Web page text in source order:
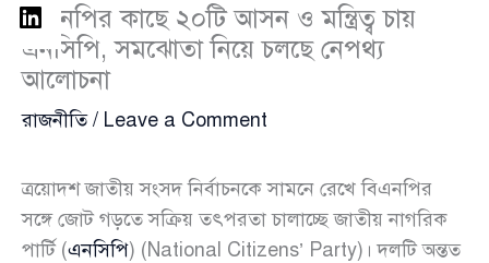
বিএনপির কাছে ২০টি আসন ও মন্ত্রিত্ব চায়
এনসিপি, সমঝোতা নিয়ে চলছে নেপথ্য
আলোচনা
রাজনীতি/ Leave a Comment
ত্রয়োদশ জাতীয় সংসদ নির্বাচনকে সামনে রেখে বিএনপির
সঙ্গে জোট গড়তে সক্রিয় তৎপরতা চালাচ্ছে জাতীয় নাগরিক
পার্টি (এনসিপি) (National Citizens’ Party)। দলটি অন্তত